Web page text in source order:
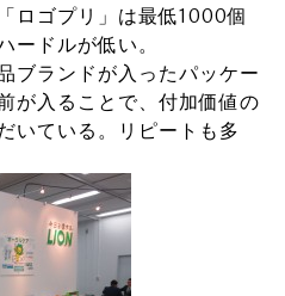
ロゴプリ」は最低1000個
ードルが低い。
ブランドが入ったパッケー
が入ることで、付加価値の
いている。リピートも多